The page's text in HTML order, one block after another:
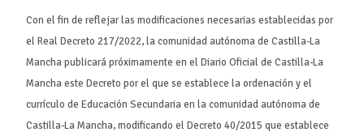
Con el fin de reflejar las modificaciones necesarias establecidas por
el Real Decreto 217/2022, la comunidad autónoma de Castilla-La
Mancha publicará próximamente en el Diario Oficial de Castilla-La
Mancha este Decreto por el que se establece la ordenación y el
currículo de Educación Secundaria en la comunidad autónoma de
Castilla-La Mancha, modificando el Decreto 40/2015 que establece